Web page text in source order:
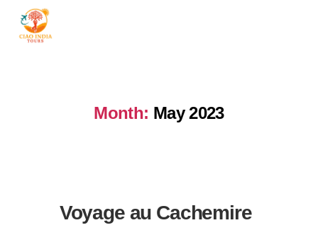
Month: May 2023
Voyage au Cachemire